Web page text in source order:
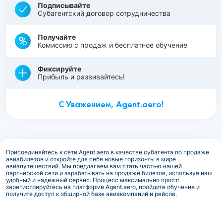
Подписывайте
Субагентский договор сотрудничества
Получайте
Комиссию с продаж и бесплатное обучение
Фиксируйте
Прибыль и развивайтесь!
С Уважением, Agent.aero!
Присоединяйтесь к сети Agent.aero в качестве субагента по продаже
авиабилетов и откройте для себя новые горизонты в мире
авиапутешествий. Мы предлагаем вам стать частью нашей
партнерской сети и зарабатывать на продаже билетов, используя наш
удобный и надежный сервис. Процесс максимально прост:
зарегистрируйтесь на платформе Agent.aero, пройдите обучение и
получите доступ к обширной базе авиакомпаний и рейсов.